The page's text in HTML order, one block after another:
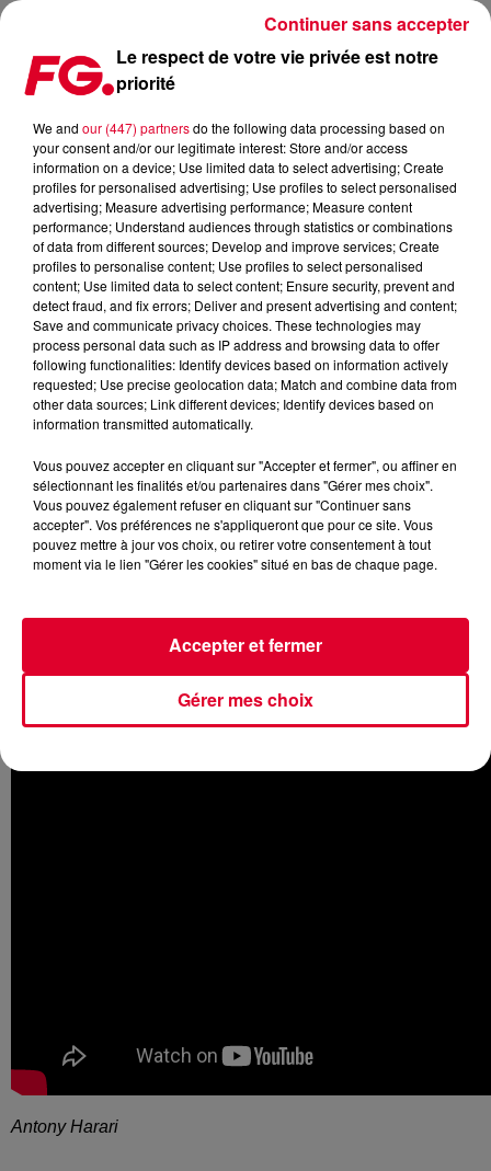
NOUVEAUTÉ : NERVO SURPREND AVEC EMOTIONAL
Publié : 27 novembre 2018 à 8h25 par La rédaction
Les fameuses jumelles australiennes ont signé récemment
DJs 2018: +15 places pour se classer 27ème, soit les
premières DJs femmes du classement.
Etles sœurs Nervoviennent de sortirEmotional, un
nouveau morceau surprenant, au rythme plutôt lent
sublimé par la voix de la jeune Ryann.
Antony Harari
Le respect de votre vie privée est notre
priorité
We and our (447) partnersdo the following data processing based on
your consent and/or our legitimate interest: Store and/or access
information on a device; Use limited data to select advertising; Create
profiles for personalised advertising; Use profiles to select personalised
advertising; Measure advertising performance; Measure content
performance; Understand audiences through statistics or combinations
of data from different sources; Develop and improve services; Create
profiles to personalise content; Use profiles to select personalised
content; Use limited data to select content; Ensure security, prevent and
detect fraud, and fix errors; Deliver and present advertising and content;
Save and communicate privacy choices. These technologies may
process personal data such as IP address and browsing data to offer
following functionalities: Identify devices based on information actively
requested; Use precise geolocation data; Match and combine data from
other data sources; Link different devices; Identify devices based on
information transmitted automatically.
Vous pouvez accepter en cliquant sur "Accepter et fermer", ou affiner en
sélectionnant les finalités et/ou partenaires dans "Gérer mes choix".
Vous pouvez également refuser en cliquant sur "Continuer sans
accepter". Vos préférences ne s'appliqueront que pour ce site. Vous
pouvez mettre à jour vos choix, ou retirer votre consentement à tout
moment via le lien "Gérer les cookies" situé en bas de chaque page.
Gérer mes choix
Accepter et fermer
Continuer sans accepter